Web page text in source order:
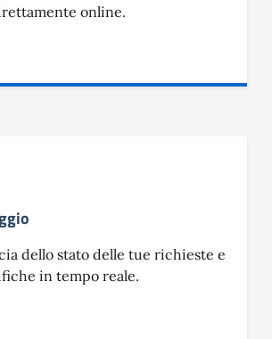
online.
dello stato delle tue richieste e
in tempo reale.